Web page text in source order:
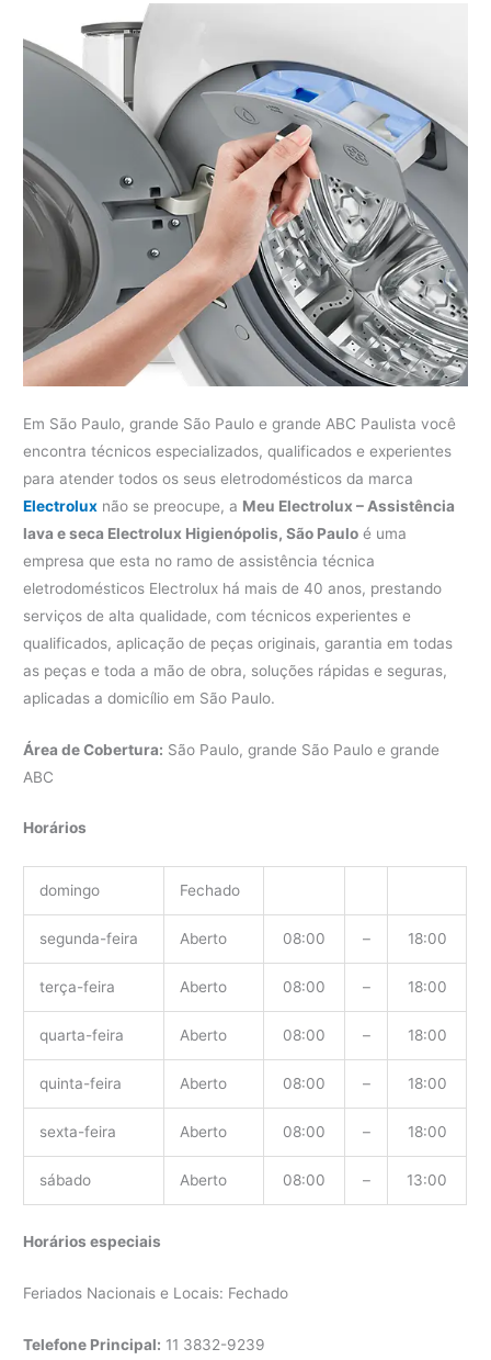
Em São Paulo, grande São Paulo e grande ABC Paulista você
encontra técnicos especializados, qualificados e experientes
para atender todos os seus eletrodomésticos da marca
Electrolux não se preocupe, a Meu Electrolux – Assistência
lava e seca Electrolux Higienópolis, São Paulo é uma
empresa que esta no ramo de assistência técnica
eletrodomésticos Electrolux há mais de 40 anos, prestando
serviços de alta qualidade, com técnicos experientes e
qualificados, aplicação de peças originais, garantia em todas
as peças e toda a mão de obra, soluções rápidas e seguras,
aplicadas a domicílio em São Paulo.
Área de Cobertura: São Paulo, grande São Paulo e grande
ABC
Horários
domingo Fechado
segunda-feira Aberto 08:00 – 18:00
terça-feira Aberto 08:00 – 18:00
quarta-feira Aberto 08:00 – 18:00
quinta-feira Aberto 08:00 – 18:00
sexta-feira Aberto 08:00 – 18:00
sábado Aberto 08:00 – 13:00
Horários especiais
Feriados Nacionais e Locais: Fechado
Telefone Principal: 11 3832-9239